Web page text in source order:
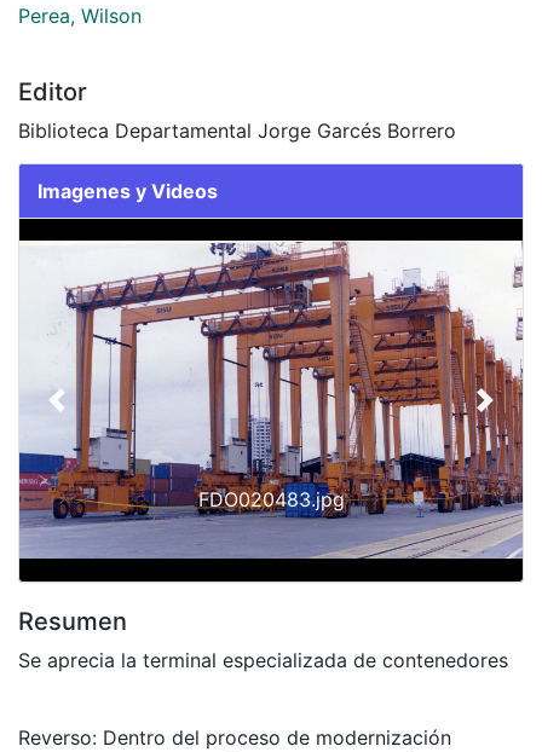
Perea, Wilson
Editor
Biblioteca Departamental Jorge Garcés Borrero
Imagenes y Videos
FDO020483.jpg
Previous Next
Resumen
Se aprecia la terminal especializada de contenedores
Reverso: Dentro del proceso de modernización